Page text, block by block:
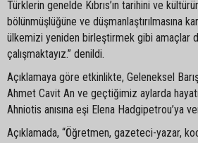
Türklerin genelde Kıbrıs’ın tarihini ve
bölünmüşlüğüne ve düşmanlaştırılmasına
ülkemizi yeniden birleştirmek gibi amaçlar
çalışmaktayız.” denildi.
Açıklamaya göre etkinlikte, Geleneksel
Ahmet Cavit An ve geçtiğimiz aylarda
Ahniotis anısına eşi Elena Hadgipetrou’ya
Açıklamada, “Öğretmen, gazeteci-yazar,